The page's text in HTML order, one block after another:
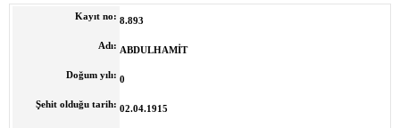
Kayıt no: 8.893
Adı: ABDULHAMİT
Doğum yılı: 0
Şehit olduğu tarih: 02.04.1915